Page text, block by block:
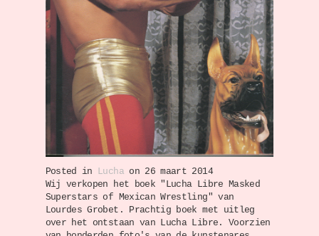
Posted in Luchaon 26 maart 2014
Wij verkopen het boek "Lucha Libre Masked
Superstars of Mexican Wrestling" van
Lourdes Grobet. Prachtig boek met uitleg
over het ontstaan van Lucha Libre. Voorzien